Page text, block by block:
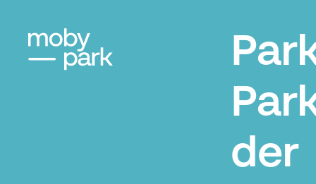
der